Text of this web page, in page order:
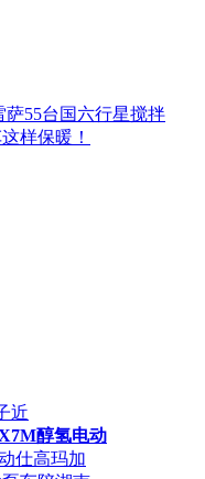
55台国六行星搅拌
样保暖！
近
醇氢电动
仕高玛加